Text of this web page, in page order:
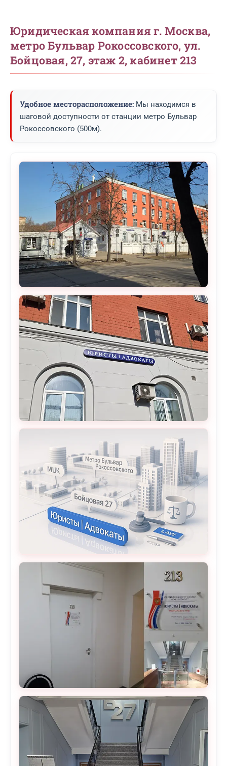
Юридическая компания г. Москва,
метро Бульвар Рокоссовского, ул.
Бойцовая, 27, этаж 2, кабинет 213
Удобное месторасположение: Мы находимся в
шаговой доступности от станции метро Бульвар
Рокоссовского (500м).